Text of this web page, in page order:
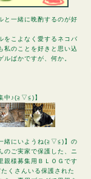
と一緒に晩酌するのが好
をこよなく愛するネコバ
私のことを好きと思い込
ルばかですが、何か。
中♪(≧▽≦)】
緒にいようね(≧▽≦)】の
のご実家で保護した、ニ
親様募集用ＢＬＯＧです
くさんいる保護された